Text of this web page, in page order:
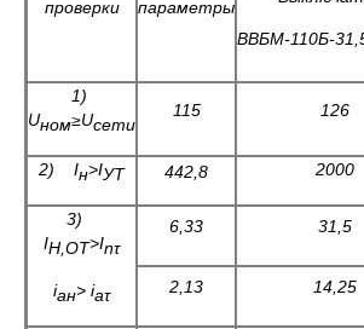
проверки
параметры
ВВБМ-110Б-
1)
Uном≥Uсети
115 126
2) Iн>IУТ 442,8 2000
3)
IН,ОТ>Inτ
iан> iаτ
6,33 31,5
2,13 14,25